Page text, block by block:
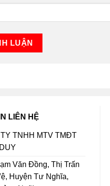
LIÊN HỆ
TNHH MTV TMĐT
Văn Đồng, Thị Trấn
Huyện Tư Nghĩa,